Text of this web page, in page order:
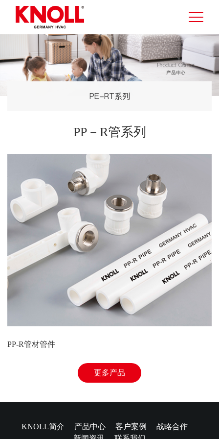
PE-RT系列
PP－R管系列
PP-R管材管件
更多产品
KNOLL简介 产品中心 客户案例
战略合作